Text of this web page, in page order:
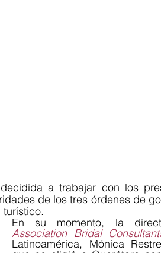
a trabajar con los
de los tres órdenes de
turístico.
Association Bridal
Latinoamérica, Mónica